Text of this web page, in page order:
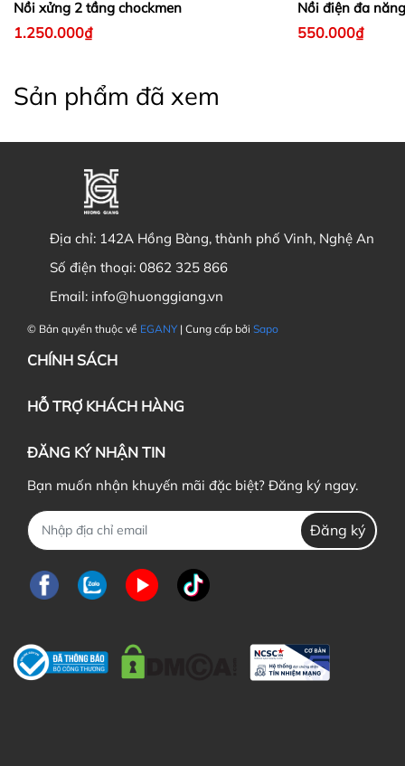
Nồi xửng 2 tầng chockmen
1.250.000₫
Nồi điện đa
550.000₫
Sản phẩm đã xem
Địa chỉ: 142A Hồng Bàng, thành phố Vinh, Nghệ An
Số điện thoại: 0862 325 866
Email: info@huonggiang.vn
© Bản quyền thuộc về EGANY | Cung cấp bởi Sapo
CHÍNH SÁCH
HỖ TRỢ KHÁCH HÀNG
ĐĂNG KÝ NHẬN TIN
Bạn muốn nhận khuyến mãi đặc biệt? Đăng ký ngay.
Đăng ký